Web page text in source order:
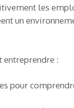
les
un
entreprendre :
pour